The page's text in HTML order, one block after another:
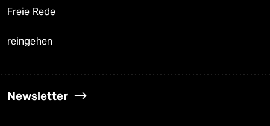
Freie Rede
reingehen
Newsletter